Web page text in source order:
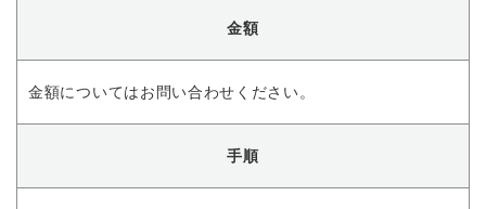
金額
金額についてはお問い合わせください。
手順